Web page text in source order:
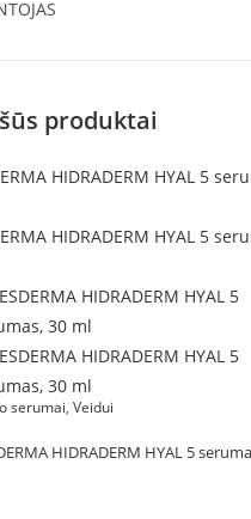
produktai
serumai, Veidui
HIDRADERM HYAL 5